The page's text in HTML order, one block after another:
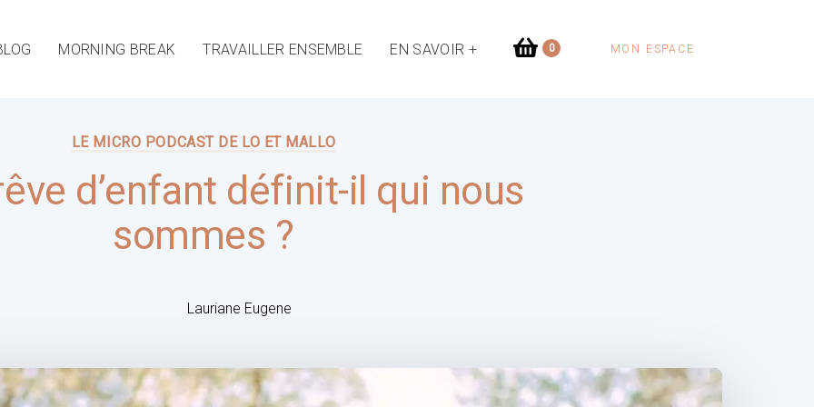
MORNING BREAK TRAVAILLER ENSEMBLE EN SAVOIR + 0 MON ESPACE
LE MICRO PODCAST DE LO ET MALLO
d’enfant définit-il qui nous
sommes ?
Lauriane Eugene